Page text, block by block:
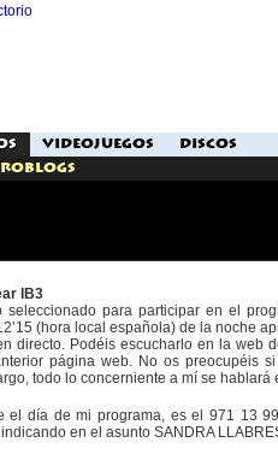
VIDEOJUEGOS
DISCOS
IB3
para participar en el
(hora local española) de la noche
directo. Podéis escucharlo en la web
página web. No os preocupéis
todo lo concerniente a mí se hablará
día de mi programa, es el 971 13
indicando en el asunto SANDRA